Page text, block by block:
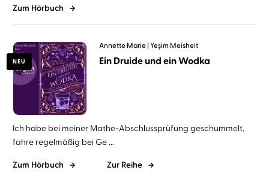
Zum Hörbuch
NEU
Annette Marie Yeşim Meisheit
Ein Druide und ein Wodka
Ich habe bei meiner Mathe-Abschlussprüfung geschummelt,
fahre regelmäßig bei Ge ...
Zum Hörbuch Zur Reihe